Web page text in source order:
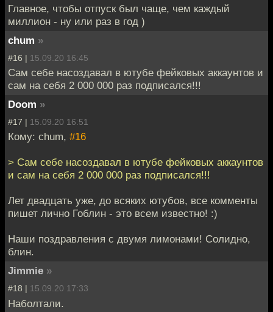
Главное, чтобы отпуск был чаще, чем каждый
миллион - ну или раз в год )
chum »
#16 | 15.09.20 16:45
Сам себе насоздавал в ютубе фейковых аккаунтов и
сам на себя 2 000 000 раз подписался!!!
Doom »
#17 | 15.09.20 16:51
Кому: chum, #16
> Сам себе насоздавал в ютубе фейковых аккаунтов
и сам на себя 2 000 000 раз подписался!!!
Лет двадцать уже, до всяких ютубов, все комменты
пишет лично Гоблин - это всем известно! :)
Наши поздравления с двумя лимонами! Солидно,
блин.
Jimmie »
#18 | 15.09.20 17:33
Наболтали.